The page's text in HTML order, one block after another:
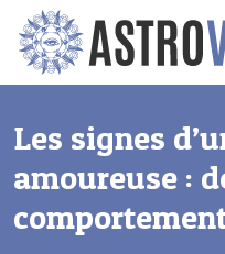
Les signes
amoureuse :